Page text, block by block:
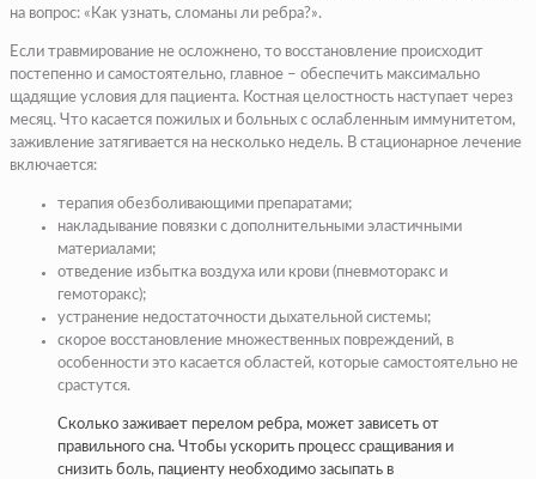
на вопрос: «Как узнать, сломаны ли ребра?».
Если травмирование не осложнено, то восстановление происходит
постепенно и самостоятельно, главное – обеспечить максимально
щадящие условия для пациента. Костная целостность наступает через
месяц. Что касается пожилых и больных с ослабленным иммунитетом,
заживление затягивается на несколько недель. В стационарное лечение
включается:
терапия обезболивающими препаратами;
накладывание повязки с дополнительными эластичными
материалами;
отведение избытка воздуха или крови (пневмоторакс и
гемоторакс);
устранение недостаточности дыхательной системы;
скорое восстановление множественных повреждений, в
особенности это касается областей, которые самостоятельно не
срастутся.
Сколько заживает перелом ребра, может зависеть от
правильного сна. Чтобы ускорить процесс сращивания и
снизить боль, пациенту необходимо засыпать в